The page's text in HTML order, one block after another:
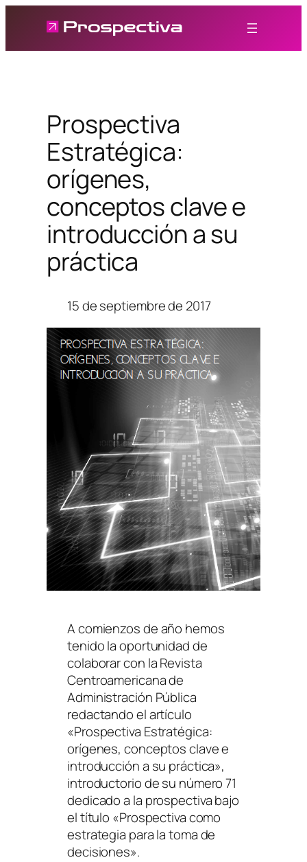
contenido
Prospectiva
Estratégica:
orígenes,
conceptos clave e
introducción a su
práctica
15 de septiembre de 2017
A comienzos de año hemos
tenido la oportunidad de
colaborar con la Revista
Centroamericana de
Administración Pública
redactando el artículo
«Prospectiva Estratégica:
orígenes, conceptos clave e
introducción a su práctica»,
introductorio de su número 71
dedicado a la prospectiva bajo
el título «Prospectiva como
estrategia para la toma de
decisiones».